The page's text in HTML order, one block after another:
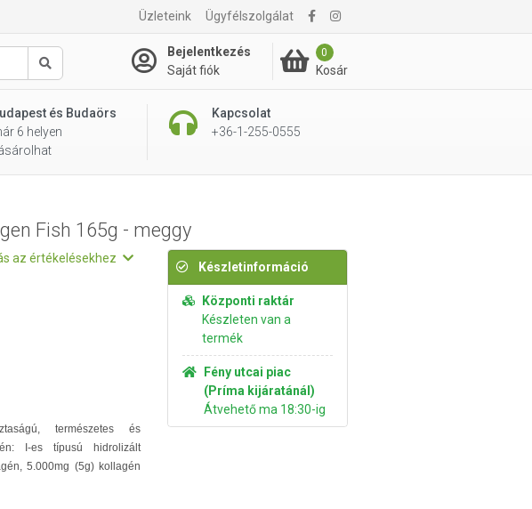
Üzleteink Ügyfélszolgálat
Keresés
Bejelentkezés
Saját fiók
0
Kosár
és Budaörs
6 helyen
Kapcsolat
+36-1-255-0555
5 190 Ft Kosárba rakom
Fish 165g - meggy
az értékelésekhez
természetes és
I-es típusú hidrolizált
5.000mg (5g) kollagén
Készletinformáció
Központi raktár
Készleten van a
termék
Fény utcai piac
(Príma kijáratánál)
Átvehető ma 18:30-ig